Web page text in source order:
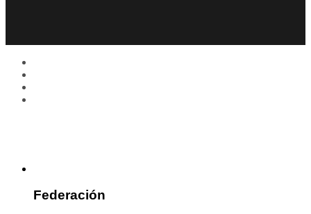
Federación